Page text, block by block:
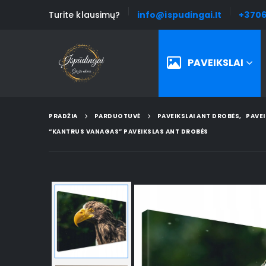
Turite klausimų? info@ispudingai.lt
PAVEIKSLAI
PRADŽIA PARDUOTUVĖ PAVEIKSLAI ANT DROBĖS,
“KANTRUS VANAGAS” PAVEIKSLAS ANT DROBĖS